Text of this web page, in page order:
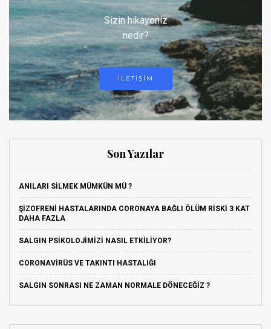
Sizin hikayeniz
nedir?
ILETIŞIM
Son Yazılar
ANILARI SILMEK MÜMKÜN MÜ ?
ŞIZOFRENI HASTALARINDA CORONAYA BAĞLI ÖLÜM RISKI 3 KAT
DAHA FAZLA
SALGIN PSIKOLOJIMIZI NASIL ETKILIYOR?
CORONAVIRÜS VE TAKINTI HASTALIĞI
SALGIN SONRASI NE ZAMAN NORMALE DÖNECEĞIZ ?